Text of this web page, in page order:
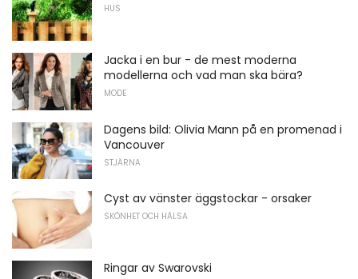
HUS
Jacka i en bur - de mest moderna
modellerna och vad man ska bära?
MODE
Dagens bild: Olivia Mann på en promenad i
Vancouver
STJÄRNA
Cyst av vänster äggstockar - orsaker
SKÖNHET OCH HÄLSA
Ringar av Swarovski